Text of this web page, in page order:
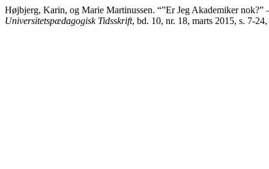
Højbjerg, Karin, og Marie Martinussen. “”Er Jeg Akademiker
Universitetspædagogisk Tidsskrift, bd. 10, nr. 18, marts 2015, s. 7-